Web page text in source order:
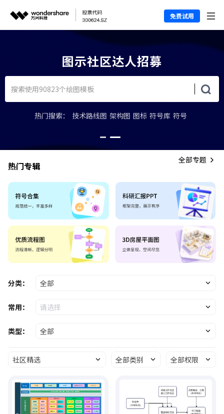
免费试用
上图示学堂，轻松上手图示软件
热门搜索： 技术路线图 架构图 图标 符号库 符号
热门专辑
全部专题
分类： 全部
常用： 请选择
类型： 全部
社区精选 全部类别 全部权限